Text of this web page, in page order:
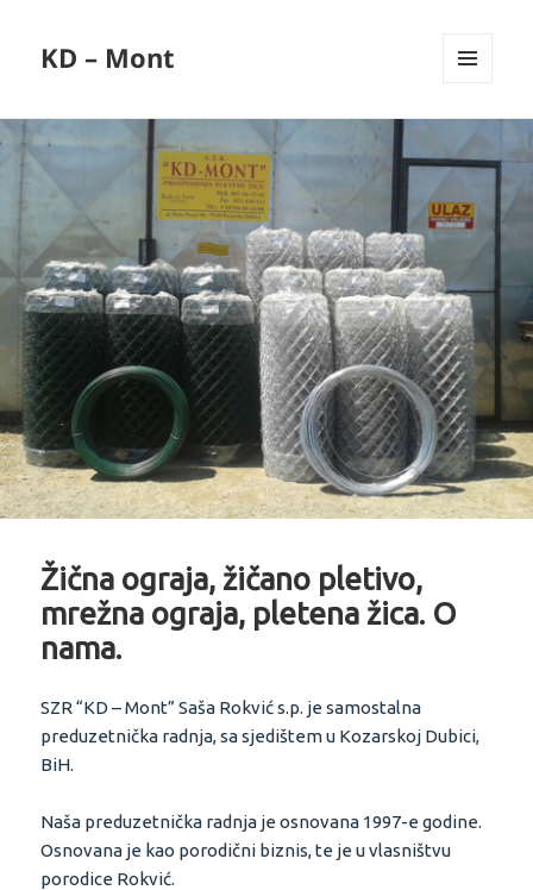
KD – Mont
WIDGETI
Žična ograja, žičano pletivo,
mrežna ograja, pletena žica. O
nama.
SZR “KD – Mont” Saša Rokvić s.p. je samostalna
preduzetnička radnja, sa sjedištem u Kozarskoj Dubici,
BiH.
Naša preduzetnička radnja je osnovana 1997-e godine.
Osnovana je kao porodični biznis, te je u vlasništvu
porodice Rokvić.